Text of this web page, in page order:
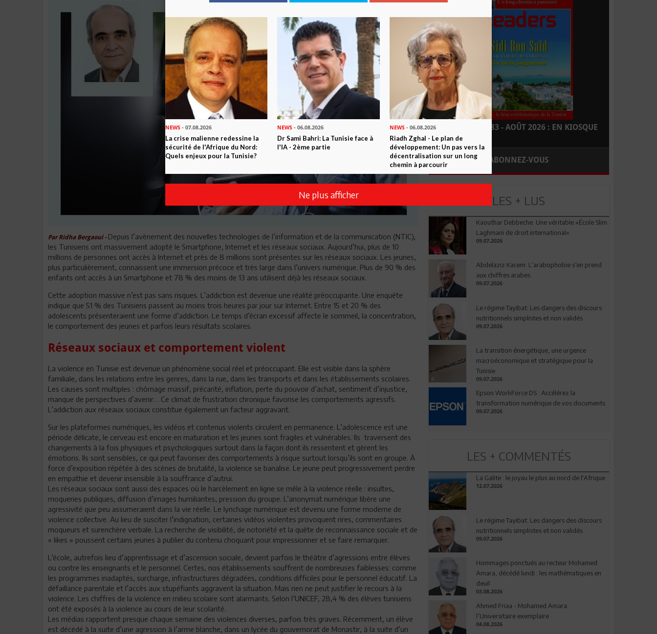
Par Ridha Bergaoui - Depuis l’avènement des nouvelles technologies de l’information et de la communication (NTIC),
les Tunisiens ont massivement adopté le Smartphone, Internet et les réseaux sociaux. Aujourd’hui, plus de 10
millions de personnes ont accès à Internet et près de 8 millions sont présentes sur les réseaux sociaux. Les jeunes,
plus particulièrement, connaissent une immersion précoce et très large dans l’univers numérique. Plus de 90 % des
enfants ont accès à un Smartphone et 78 % des moins de 13 ans utilisent déjà les réseaux sociaux.
Cette adoption massive n’est pas sans risques. L’addiction est devenue une réalité préoccupante. Une enquête
indique que 51 % des Tunisiens passent au moins trois heures par jour sur Internet. Entre 15 et 20 % des
adolescents présenteraient une forme d’addiction. Le temps d’écran excessif affecte le sommeil, la concentration,
le comportement des jeunes et parfois leurs résultats scolaires.
Réseaux sociaux et comportement violent
La violence en Tunisie est devenue un phénomène social réel et préoccupant. Elle est visible dans la sphère
familiale, dans les relations entre les genres, dans la rue, dans les transports et dans les établissements scolaires.
Les causes sont multiples : chômage massif, précarité, inflation, perte du pouvoir d’achat, sentiment d’injustice,
manque de perspectives d’avenir… Ce climat de frustration chronique favorise les comportements agressifs.
L’addiction aux réseaux sociaux constitue également un facteur aggravant.
Sur les plateformes numériques, les vidéos et contenus violents circulent en permanence. L’adolescence est une
période délicate, le cerveau est encore en maturation et les jeunes sont fragiles et vulnérables. Ils traversent des
changements à la fois physiques et psychologiques surtout dans la façon dont ils ressentent et gèrent les
émotions. Ils sont sensibles, ce qui peut favoriser des comportements à risque surtout lorsqu’ils sont en groupe. À
force d’exposition répétée à des scènes de brutalité, la violence se banalise. Le jeune peut progressivement perdre
en empathie et devenir insensible à la souffrance d’autrui.
Les réseaux sociaux sont aussi des espaces où le harcèlement en ligne se mêle à la violence réelle : insultes,
moqueries publiques, diffusion d’images humiliantes, pression du groupe. L’anonymat numérique libère une
agressivité que peu assumeraient dans la vie réelle. Le lynchage numérique est devenu une forme moderne de
violence collective. Au lieu de susciter l’indignation, certaines vidéos violentes provoquent rires, commentaires
moqueurs et surenchère verbale. La recherche de visibilité, de notoriété et la quête de reconnaissance sociale et de
« likes » poussent certains jeunes à publier du contenu choquant pour impressionner et se faire remarquer.
L’école, autrefois lieu d’apprentissage et d’ascension sociale, devient parfois le théâtre d’agressions entre élèves
ou contre les enseignants et le personnel. Certes, nos établissements souffrent de nombreuses faiblesses: comme
les programmes inadaptés, surcharge, infrastructures dégradées, conditions difficiles pour le personnel éducatif. La
défaillance parentale et l’accès aux stupéfiants aggravent la situation. Mais rien ne peut justifier le recours à la
violence. Les chiffres de la violence en milieu scolaire sont alarmants. Selon l’UNICEF, 28,4 % des élèves tunisiens
ont été exposés à la violence au cours de leur scolarité.
Les médias rapportent presque chaque semaine des violences diverses, parfois très graves. Récemment, un élève
est décédé à la suite d’une agression à l’arme blanche, dans un lycée du gouvernorat de Monastir, à la suite d’un
LEADERS N° 183 - AOÛT 2026 : EN KIOSQUE
ABONNEZ-VOUS
LES + LUS
Kaouthar Debbeche: Une véritable «École Slim
Laghmani de droit international»
09.07.2026
Abdelaziz Kacem: L’arabophobie s’en prend
aux chiffres arabes
09.07.2026
Le régime Tayibat: Les dangers des discours
nutritionnels simplistes et non validés
09.07.2026
La transition énergétique, une urgence
macroéconomique et stratégique pour la
Tunisie
09.07.2026
Epson WorkForce DS : Accélérez la
transformation numérique de vos documents
09.07.2026
LES + COMMENTÉS
La Galite : le joyau le plus au nord de l'Afrique
12.07.2026
Le régime Tayibat: Les dangers des discours
nutritionnels simplistes et non validés
09.07.2026
Hommages ponctués au recteur Mohamed
Amara, décédé lundi : les mathématiques en
deuil
03.08.2026
Ahmed Friaa - Mohamed Amara:
l’Universitaire exemplaire
04.08.2026
NEWS - 07.08.2026
La crise malienne redessine la
sécurité de l'Afrique du Nord:
Quels enjeux pour la Tunisie?
NEWS - 06.08.2026
Dr Sami Bahri: La Tunisie face à
l'IA - 2ème partie
NEWS- 06.08.2026
Riadh Zghal - Le plan de
développement: Un pas vers la
décentralisation sur un long
chemin à parcourir
Ne plus afficher